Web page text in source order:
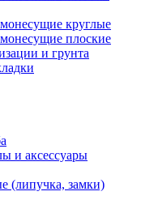
круглые
плоские
и грунта
и аксессуары
(липучка, замки)